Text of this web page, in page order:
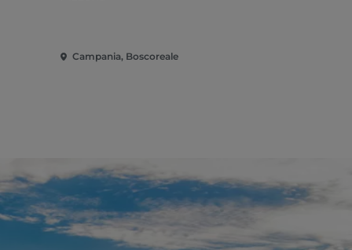
Campania, Boscoreale